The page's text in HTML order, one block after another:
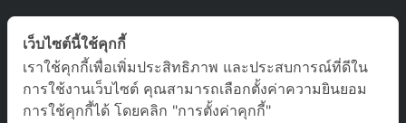
ติดต่อเรา
บริษัท ออล อเบ้าท์ เจอร์นีย์ จำกัด เลขที่ 5/1800 หมู่บ้านประชาชื่น
ซอย สามัคคี 63 ตำบล บางตลาด อำเภอ ปากเกร็ด นนทบุรี 11120
เว็บไซต์นี้ใช้คุกกี้
เราใช้คุกกี้เพื่อเพิ่มประสิทธิภาพ และประสบการณ์ที่ดีใน
การใช้งานเว็บไซต์ คุณสามารถเลือกตั้งค่าความยินยอม
การใช้คุกกี้ได้ โดยคลิก "การตั้งค่าคุกกี้"